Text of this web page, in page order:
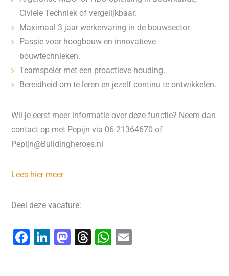
Civiele Techniek of vergelijkbaar.
Maximaal 3 jaar werkervaring in de bouwsector.
Passie voor hoogbouw en innovatieve
bouwtechnieken.
Teamspeler met een proactieve houding.
Bereidheid om te leren en jezelf continu te ontwikkelen.​
Wil je eerst meer informatie over deze functie? Neem dan
contact op met Pepijn via 06-21364670 of
Pepijn@Buildingheroes.nl
Lees hier meer
Deel deze vacature:
F
Li M T
W